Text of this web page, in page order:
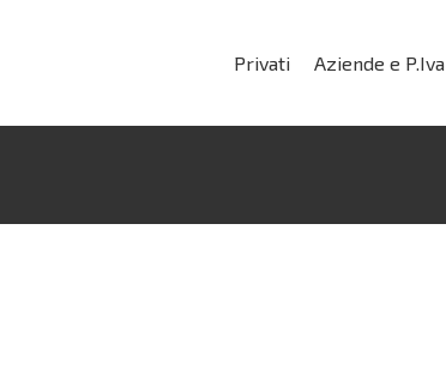
Privati Aziende e P.Iva